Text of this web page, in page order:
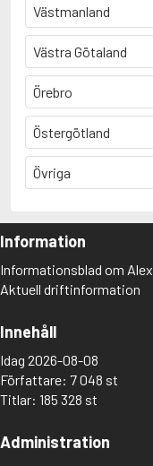
Västmanland
Västra Götaland
Örebro
Östergötland
Övriga
Information
Informationsblad om Alex
Aktuell driftinformation
Innehåll
Idag 2026-08-08
Författare: 7 048 st
Titlar: 185 328 st
Administration